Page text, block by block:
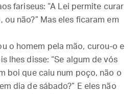
fariseus: “A Lei permite curar
ou não?” Mas eles ficaram em
o homem pela mão, curou-o e
lhes disse: “Se algum de vós
boi que caiu num poço, não o
dia de sábado?” E eles não